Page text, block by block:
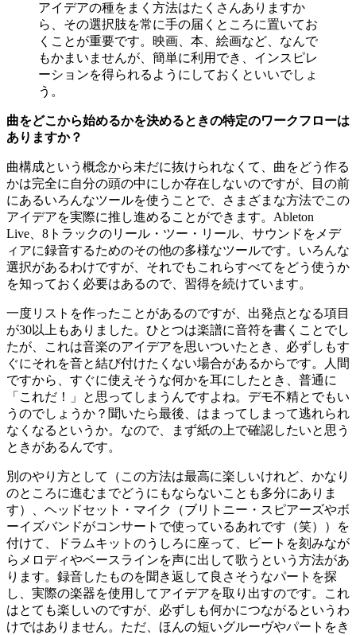
アイデアの種をまく方法はたくさんありますか
ら、その選択肢を常に手の届くところに置いてお
くことが重要です。映画、本、絵画など、なんで
もかまいませんが、簡単に利用でき、インスピレ
ーションを得られるようにしておくといいでしょ
う。
曲をどこから始めるかを決めるときの特定のワークフローは
ありますか？
曲構成という概念から未だに抜けられなくて、曲をどう作る
かは完全に自分の頭の中にしか存在しないのですが、目の前
にあるいろんなツールを使うことで、さまざまな方法でこの
アイデアを実際に推し進めることができます。Ableton
Live、8トラックのリール・ツー・リール、サウンドをメデ
ィアに録音するためのその他の多様なツールです。いろんな
選択があるわけですが、それでもこれらすべてをどう使うか
を知っておく必要はあるので、習得を続けています。
一度リストを作ったことがあるのですが、出発点となる項目
が30以上もありました。ひとつは楽譜に音符を書くことでし
たが、これは音楽のアイデアを思いついたとき、必ずしもす
ぐにそれを音と結び付けたくない場合があるからです。人間
ですから、すぐに使えそうな何かを耳にしたとき、普通に
「これだ！」と思ってしまうんですよね。デモ不精とでもい
うのでしょうか？聞いたら最後、はまってしまって逃れられ
なくなるというか。なので、まず紙の上で確認したいと思う
ときがあるんです。
別のやり方として（この方法は最高に楽しいけれど、かなり
のところに進むまでどうにもならないことも多分にありま
す）、ヘッドセット・マイク（ブリトニー・スピアーズやボ
ーイズバンドがコンサートで使っているあれです（笑））を
付けて、ドラムキットのうしろに座って、ビートを刻みなが
らメロディやベースラインを声に出して歌うという方法があ
ります。録音したものを聞き返して良さそうなパートを探
し、実際の楽器を使用してアイデアを取り出すのです。これ
はとても楽しいのですが、必ずしも何かにつながるというわ
けではありません。ただ、ほんの短いグルーヴやパートをき